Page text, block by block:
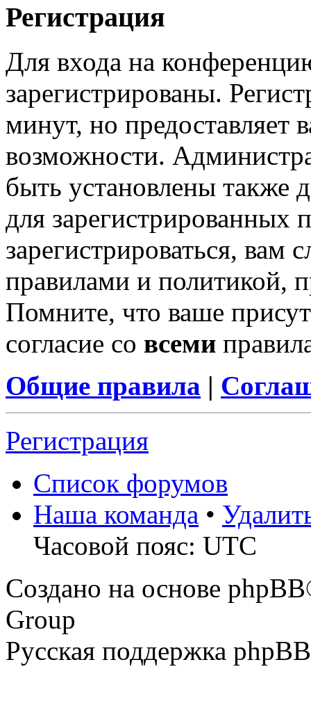
Регистрация
Для входа на
зарегистрированы.
минут, но предоставляет
возможности.
быть установлены также
для зарегистрированных
зарегистрироваться, вам
правилами и политикой,
Помните, что ваше
согласие со всеми
Общие правила |
Регистрация
Список форумов
Наша команда •
Часовой пояс: UTC
Создано на основе
Group
Русская поддержка phpBB